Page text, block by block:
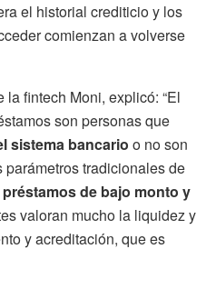
el historial crediticio y los
comienzan a volverse
fintech Moni, explicó: “El
son personas que
sistema bancario o no son
tradicionales de
préstamos de bajo monto y
valoran mucho la liquidez y
y acreditación, que es